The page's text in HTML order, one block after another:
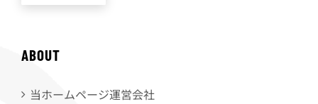
ABOUT
当ホームページ運営会社